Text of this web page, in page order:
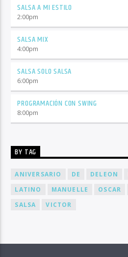
SALSA A MI ESTILO
2:00pm
SALSA MIX
4:00pm
SALSA SOLO SALSA
6:00pm
PROGRAMACIÓN CON SWING
8:00pm
BY TAG
ANIVERSARIO DE DELEON
LATINO
MANUELLE OSCAR
SALSA
VICTOR